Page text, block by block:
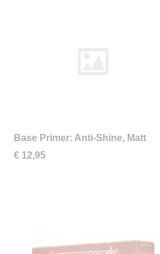
Base Primer: Anti-Shine, Matt
Varnish
€ 12,95